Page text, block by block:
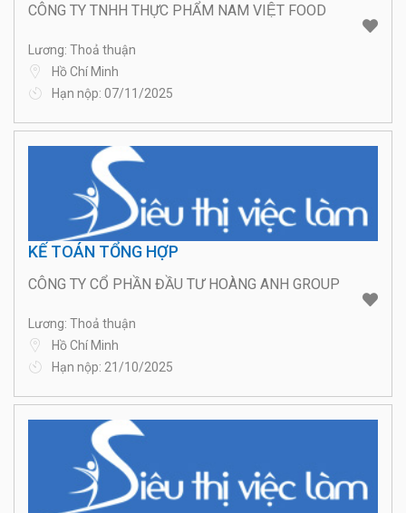
CÔNG TY TNHH THỰC PHẨM NAM VIỆT FOOD
Lương: Thoả thuận
Hồ Chí Minh
Hạn nộp: 07/11/2025
KẾ TOÁN TỔNG HỢP
CÔNG TY CỔ PHẦN ĐẦU TƯ HOÀNG ANH GROUP
Lương: Thoả thuận
Hồ Chí Minh
Hạn nộp: 21/10/2025